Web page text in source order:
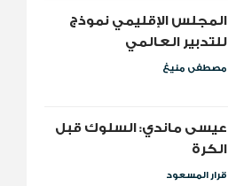
المجلس الإقليمي نموذج
للتدبير العالمي
مصطفى منيغ
عيسى ماندي: السلوك قبل
الكرة
قرار المسعود